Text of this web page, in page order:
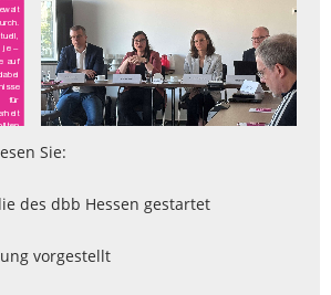
Sie:
des dbb Hessen gestartet
vorgestellt